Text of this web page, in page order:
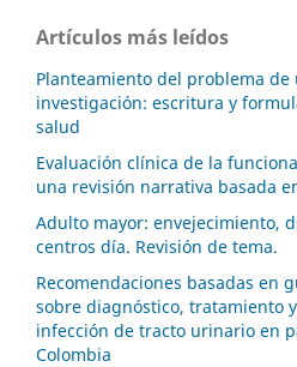
Artículos más leídos
Planteamiento del problema de
investigación: escritura y
salud
Evaluación clínica de la
una revisión narrativa basada
Adulto mayor: envejecimiento,
centros día. Revisión de tema.
Recomendaciones basadas en
sobre diagnóstico, tratamiento
infección de tracto urinario en
Colombia